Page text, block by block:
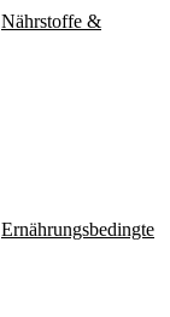
Nährstoffe &
Ernährungsbedingte